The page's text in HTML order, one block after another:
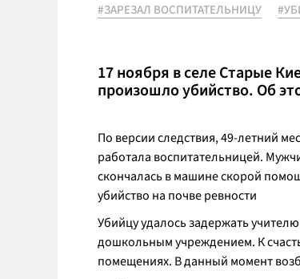
#ЗАРЕЗАЛ ВОСПИТАТЕЛЬНИЦУ
17 ноября в селе Старые
произошло убийство. Об
По версии следствия, 49-летний
работала воспитательницей.
скончалась в машине скорой
убийство на почве ревности
Убийцу удалось задержать
дошкольным учреждением. К
помещениях. В данный момент